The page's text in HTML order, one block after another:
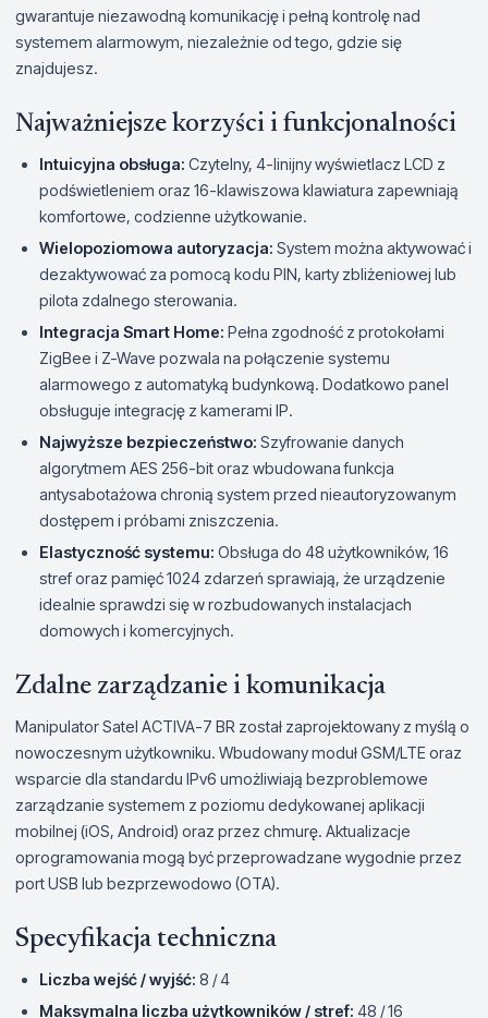
gwarantuje niezawodną komunikację i pełną kontrolę nad
systemem alarmowym, niezależnie od tego, gdzie się
znajdujesz.
Najważniejsze korzyści i funkcjonalności
Intuicyjna obsługa: Czytelny, 4-linijny wyświetlacz LCD z
podświetleniem oraz 16-klawiszowa klawiatura zapewniają
komfortowe, codzienne użytkowanie.
Wielopoziomowa autoryzacja: System można aktywować i
dezaktywować za pomocą kodu PIN, karty zbliżeniowej lub
pilota zdalnego sterowania.
Integracja Smart Home: Pełna zgodność z protokołami
ZigBee i Z-Wave pozwala na połączenie systemu
alarmowego z automatyką budynkową. Dodatkowo panel
obsługuje integrację z kamerami IP.
Najwyższe bezpieczeństwo: Szyfrowanie danych
algorytmem AES 256-bit oraz wbudowana funkcja
antysabotażowa chronią system przed nieautoryzowanym
dostępem i próbami zniszczenia.
Elastyczność systemu: Obsługa do 48 użytkowników, 16
stref oraz pamięć 1024 zdarzeń sprawiają, że urządzenie
idealnie sprawdzi się w rozbudowanych instalacjach
domowych i komercyjnych.
Zdalne zarządzanie i komunikacja
Manipulator Satel ACTIVA-7 BR został zaprojektowany z myślą o
nowoczesnym użytkowniku. Wbudowany moduł GSM/LTE oraz
wsparcie dla standardu IPv6 umożliwiają bezproblemowe
zarządzanie systemem z poziomu dedykowanej aplikacji
mobilnej (iOS, Android) oraz przez chmurę. Aktualizacje
oprogramowania mogą być przeprowadzane wygodnie przez
port USB lub bezprzewodowo (OTA).
Specyfikacja techniczna
Liczba wejść / wyjść: 8 / 4
Maksymalna liczba użytkowników / stref: 48 / 16